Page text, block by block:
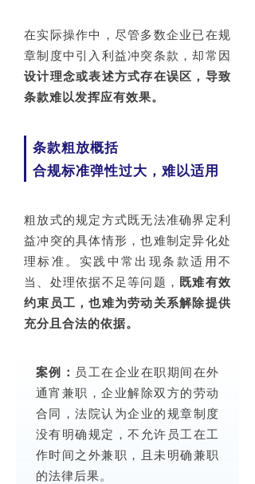
在实际操作中，尽管多数企业已在规
章制度中引入利益冲突条款，却常因
设计理念或表述方式存在误区 ，导致
条款难以发挥应有效果。
条款粗放概括
合规标准弹性过大，难以适用
粗放式的规定方式既无法准确界定利
益冲突的具体情形，也难制定异化处
理标准。实践中常出现条款适用不
当、处理依据不足等问题， 既难有效
约束员工，也难为劳动关系解除提供
充分且合法的依据。
案例： 员工在企业在职期间在外
通宵兼职，企业解除双方的劳动
合同，法院认为企业的规章制度
没有明确规定，不允许员工在工
作时间之外兼职，且未明确兼职
的法律后果。